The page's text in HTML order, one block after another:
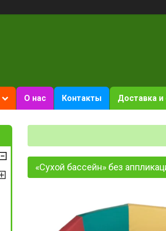
О нас Контакты Доставка и
«Сухой бассейн» без